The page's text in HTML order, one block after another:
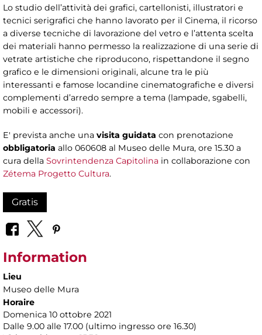
Lo studio dell’attività dei grafici, cartellonisti, illustratori e
tecnici serigrafici che hanno lavorato per il Cinema, il ricorso
a diverse tecniche di lavorazione del vetro e l’attenta scelta
dei materiali hanno permesso la realizzazione di una serie di
vetrate artistiche che riproducono, rispettandone il segno
grafico e le dimensioni originali, alcune tra le più
interessanti e famose locandine cinematografiche e diversi
complementi d’arredo sempre a tema (lampade, sgabelli,
mobili e accessori).
E' prevista anche una visita guidata con prenotazione
obbligatoria allo 060608 al Museo delle Mura, ore 15.30 a
cura della Sovrintendenza Capitolina in collaborazione con
Zétema Progetto Cultura.
Gratis
Information
Lieu
Museo delle Mura
Horaire
Domenica 10 ottobre 2021
Dalle 9.00 alle 17.00 (ultimo ingresso ore 16.30)